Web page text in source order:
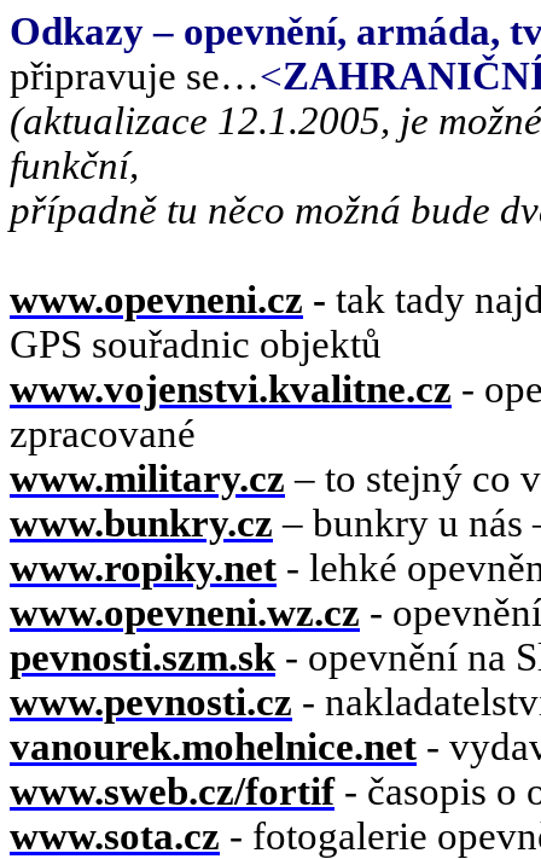
Odkazy – opevnění, armáda,
připravuje se…<
(aktualizace 12.1.2005, je
funkční,
případně tu něco možná bude
www.opevneni.cz - tak tady
GPS souřadnic objektů
www.vojenstvi.kvalitne.cz -
zpracované
www.military.cz – to stejný co
www.bunkry.cz – bunkry u nás
www.ropiky.net - lehké
www.opevneni.wz.cz -
pevnosti.szm.sk - opevnění na
www.pevnosti.cz -
vanourek.mohelnice.net -
www.sweb.cz/fortif- časopis o
www.sota.cz - fotogalerie